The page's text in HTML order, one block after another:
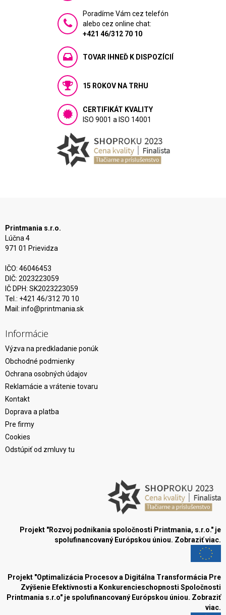
Poradíme Vám cez telefón
alebo cez online chat:
+421 46/312 70 10
TOVAR IHNEĎ K DISPOZÍCIÍ
15 ROKOV NA TRHU
CERTIFIKÁT KVALITY
ISO 9001 a ISO 14001
Printmania s.r.o.
Lúčna 4
971 01 Prievidza
IČO: 46046453
DIČ: 2023223059
IČ DPH: SK2023223059
Tel.: +421 46/312 70 10
Mail: info@printmania.sk
Informácie
Výzva na predkladanie ponúk
Obchodné podmienky
Ochrana osobných údajov
Reklamácie a vrátenie tovaru
Kontakt
Doprava a platba
Pre firmy
Cookies
Odstúpiť od zmluvy tu
Projekt "Rozvoj podnikania spoločnosti Printmania, s.r.o." je
spolufinancovaný Európskou úniou. Zobraziť viac.
Projekt "Optimalizácia Procesov a Digitálna Transformácia Pre
Zvýšenie Efektívnosti a Konkurencieschopnosti Spoločnosti
Printmania s.r.o" je spolufinancovaný Európskou úniou. Zobraziť
viac.